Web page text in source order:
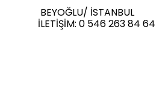
BEYOĞLU/ İSTANBUL
İLETİŞİM: 0 546 263 84 64